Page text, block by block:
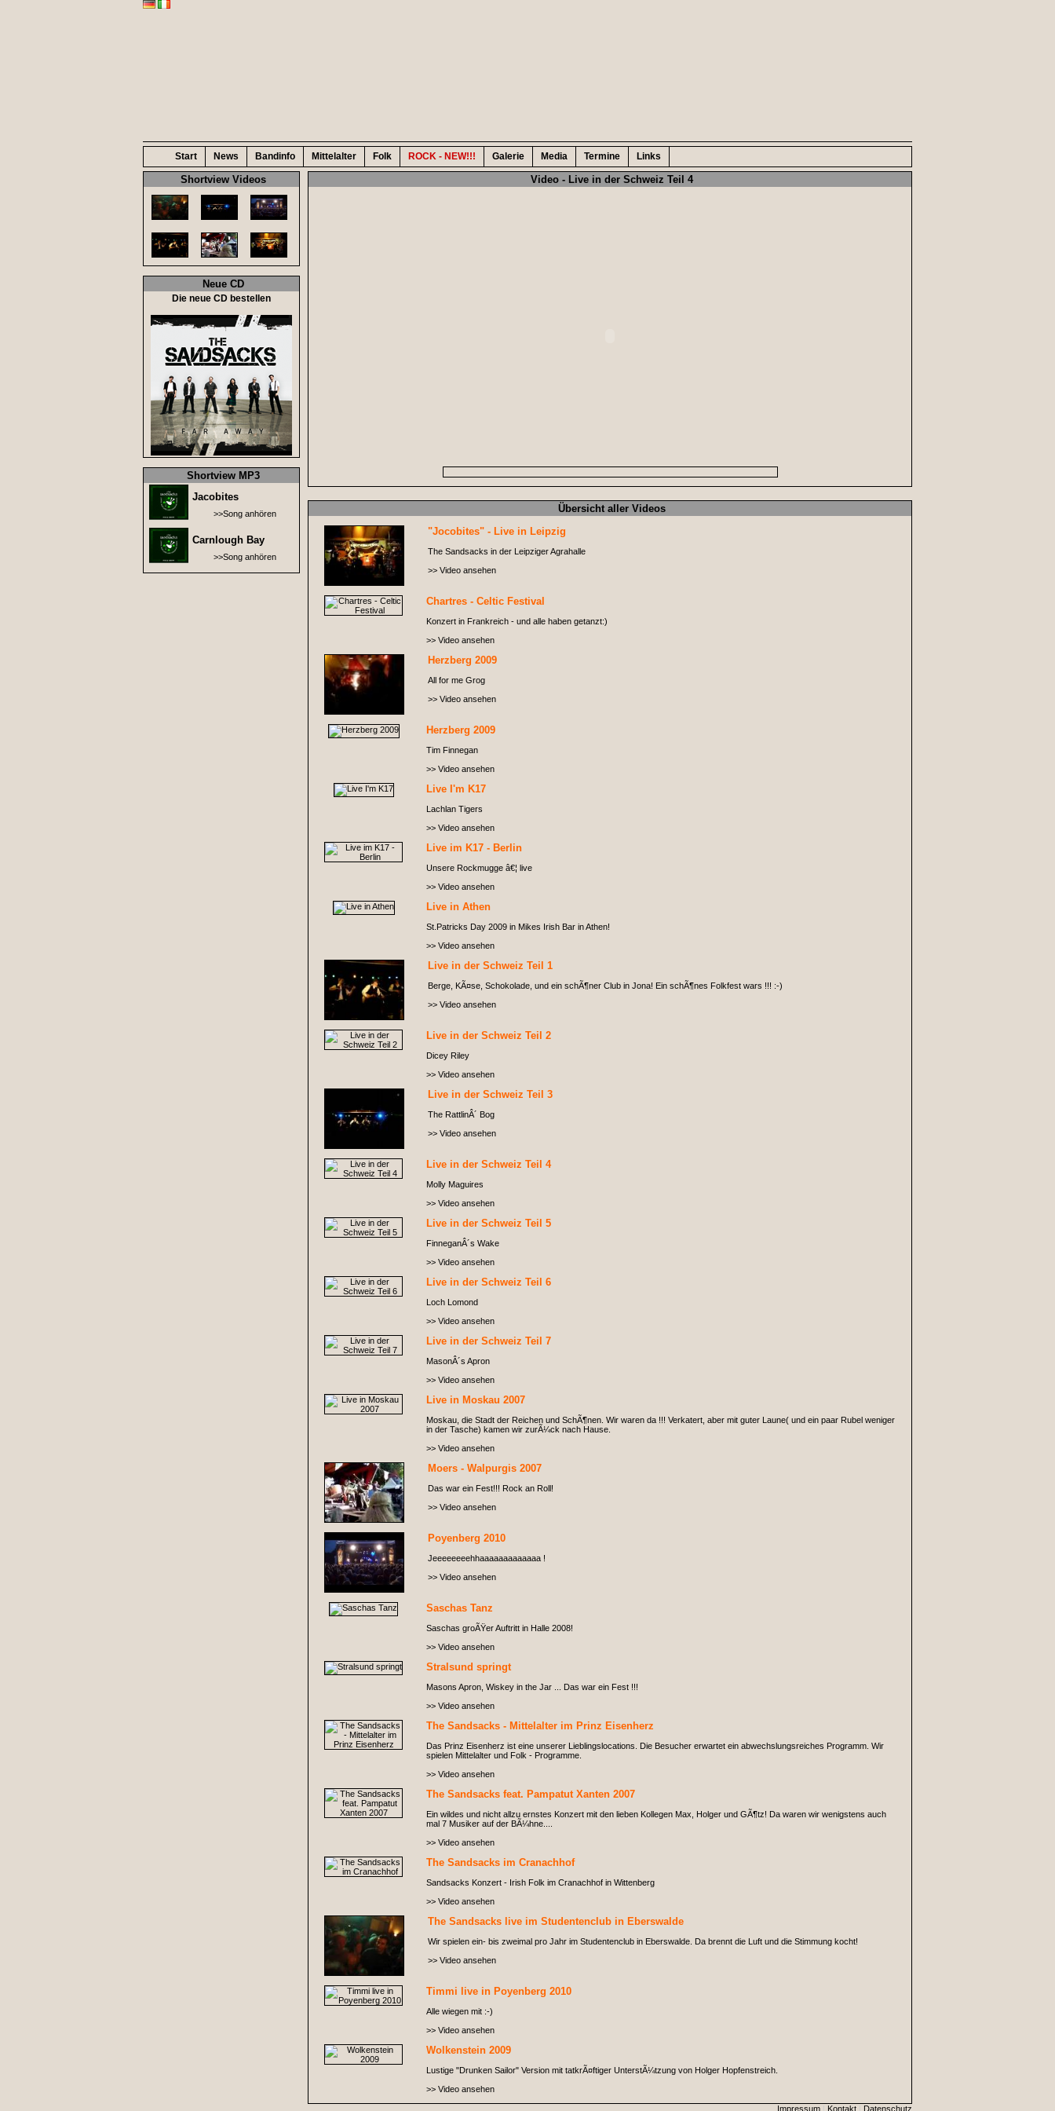
Start News Bandinfo Mittelalter Folk ROCK - NEW!!! Galerie Media Termine Links
Shortview Videos
Neue CD
Die neue CD bestellen
Shortview MP3
Jacobites
>>Song anhören
Carnlough Bay
>>Song anhören
Video - Live in der Schweiz Teil 4
Übersicht aller Videos
"Jocobites" - Live in Leipzig
The Sandsacks in der Leipziger Agrahalle
>> Video ansehen
Chartres - Celtic Festival
Konzert in Frankreich - und alle haben getanzt:)
>> Video ansehen
Herzberg 2009
All for me Grog
>> Video ansehen
Herzberg 2009
Tim Finnegan
>> Video ansehen
Live I'm K17
Lachlan Tigers
>> Video ansehen
Live im K17 - Berlin
Unsere Rockmugge â€¦ live
>> Video ansehen
Live in Athen
St.Patricks Day 2009 in Mikes Irish Bar in Athen!
>> Video ansehen
Live in der Schweiz Teil 1
Berge, KÃ¤se, Schokolade, und ein schÃ¶ner Club in Jona! Ein schÃ¶nes Folkfest wars !!! :-)
>> Video ansehen
Live in der Schweiz Teil 2
Dicey Riley
>> Video ansehen
Live in der Schweiz Teil 3
The RattlinÂ´ Bog
>> Video ansehen
Live in der Schweiz Teil 4
Molly Maguires
>> Video ansehen
Live in der Schweiz Teil 5
FinneganÂ´s Wake
>> Video ansehen
Live in der Schweiz Teil 6
Loch Lomond
>> Video ansehen
Live in der Schweiz Teil 7
MasonÂ´s Apron
>> Video ansehen
Live in Moskau 2007
Moskau, die Stadt der Reichen und SchÃ¶nen. Wir waren da !!! Verkatert, aber mit guter Laune( und ein paar Rubel weniger
in der Tasche) kamen wir zurÃ¼ck nach Hause.
>> Video ansehen
Moers - Walpurgis 2007
Das war ein Fest!!! Rock an Roll!
>> Video ansehen
Poyenberg 2010
Jeeeeeeeehhaaaaaaaaaaaaa !
>> Video ansehen
Saschas Tanz
Saschas groÃŸer Auftritt in Halle 2008!
>> Video ansehen
Stralsund springt
Masons Apron, Wiskey in the Jar ... Das war ein Fest !!!
>> Video ansehen
The Sandsacks - Mittelalter im Prinz Eisenherz
Das Prinz Eisenherz ist eine unserer Lieblingslocations. Die Besucher erwartet ein abwechslungsreiches Programm. Wir
spielen Mittelalter und Folk - Programme.
>> Video ansehen
The Sandsacks feat. Pampatut Xanten 2007
Ein wildes und nicht allzu ernstes Konzert mit den lieben Kollegen Max, Holger und GÃ¶tz! Da waren wir wenigstens auch
mal 7 Musiker auf der BÃ¼hne....
>> Video ansehen
The Sandsacks im Cranachhof
Sandsacks Konzert - Irish Folk im Cranachhof in Wittenberg
>> Video ansehen
The Sandsacks live im Studentenclub in Eberswalde
Wir spielen ein- bis zweimal pro Jahr im Studentenclub in Eberswalde. Da brennt die Luft und die Stimmung kocht!
>> Video ansehen
Timmi live in Poyenberg 2010
Alle wiegen mit :-)
>> Video ansehen
Wolkenstein 2009
Lustige "Drunken Sailor" Version mit tatkrÃ¤ftiger UnterstÃ¼tzung von Holger Hopfenstreich.
>> Video ansehen
Impressum Kontakt Datenschutz